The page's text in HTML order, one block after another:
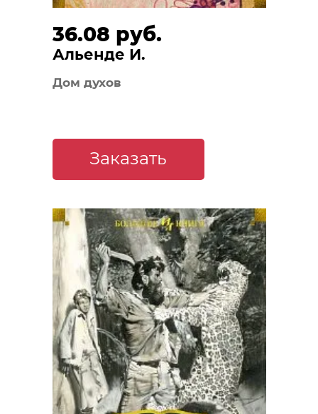
36.08 руб.
Альенде И.
Дом духов
Заказать